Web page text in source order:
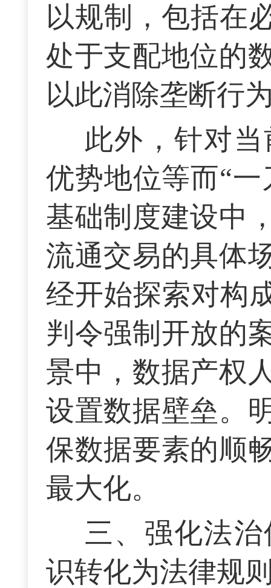
以规制，包括在
处于支配地位的
以此消除垄断行
此外，针对
优势地位等而“
基础制度建设中
流通交易的具体
经开始探索对构
判令强制开放的
景中，数据产权
设置数据壁垒。
保数据要素的顺
最大化。
三、强化法
识转化为法律规